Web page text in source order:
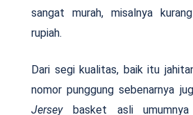
sangat murah, misalnya
rupiah.
Dari segi kualitas, baik itu
nomor punggung sebenarnya
Jerseybasket asli umumnya